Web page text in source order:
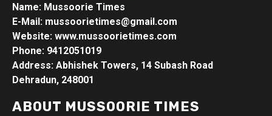
Name: Mussoorie Times
E-Mail: mussoorietimes@gmail.com
Website: www.mussoorietimes.com
Phone: 9412051019
Address: Abhishek Towers, 14 Subash Road
Dehradun, 248001
ABOUT MUSSOORIE TIMES